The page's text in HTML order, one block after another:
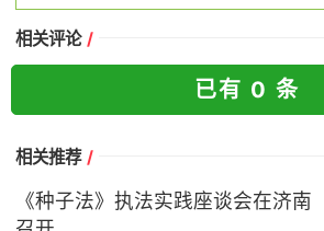
相关评论 /
已有 0 条
相关推荐 /
《种子法》执法实践座谈会在济南